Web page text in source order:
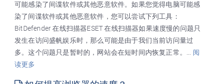
可能感染了间谍软件或其他恶意软件。如果您觉得电脑可能感
染了间谍软件或其他恶意软件，您可以尝试下列工具：
BitDefender 在线扫描器ESET 在线扫描器如果速度慢的问题只
发生在访问盛帆娱乐时，那么可能是由于我们当前访问量过
多。这个问题只是暂时的，网站会在短时间内恢复正常。... 阅
读更多